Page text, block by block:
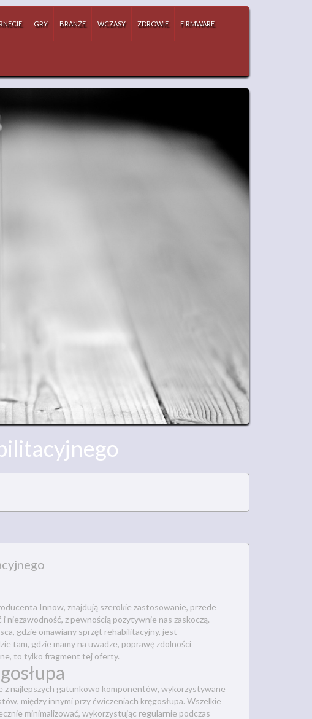
GRY BRANŻE WCZASY ZDROWIE FIRMWARE
Innow, znajdują szerokie zastosowanie, przede
z pewnością pozytywnie nas zaskoczą.
gdzie omawiany sprzęt rehabilitacyjny, jest
tam, gdzie mamy na uwadze, poprawę zdolności
to tylko fragment tej oferty.
z najlepszych gatunkowo komponentów, wykorzystywane
między innymi przy ćwiczeniach kręgosłupa. Wszelkie
minimalizować, wykorzystując regularnie podczas